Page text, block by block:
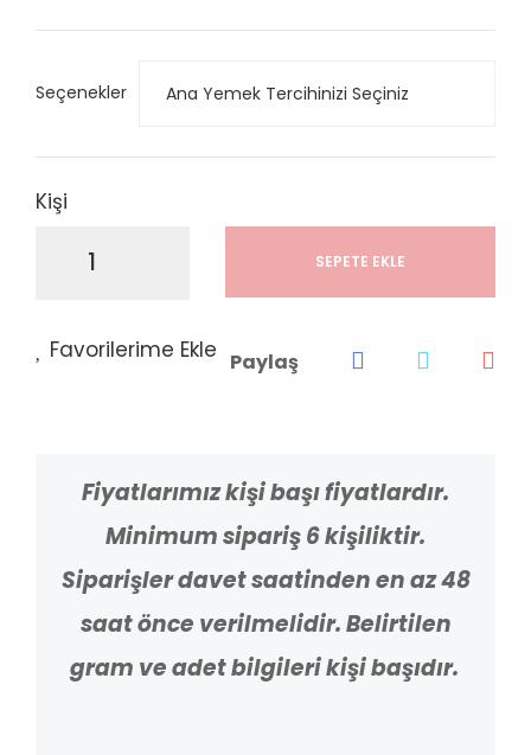
Seçenekler
Kişi
SEPETE EKLE
Paylaş
Fiyatlarımız kişi başı fiyatlardır.
Minimum sipariş 6 kişiliktir.
Siparişler davet saatinden en az 48
saat önce verilmelidir. Belirtilen
gram ve adet bilgileri kişi başıdır.